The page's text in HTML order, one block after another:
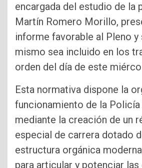
encargada del estudio de la
Martín Romero Morillo,
informe favorable al Pleno y
mismo sea incluido en los
orden del día de este
Esta normativa dispone la
funcionamiento de la Policía
mediante la creación de un
especial de carrera dotado
estructura orgánica
para articular y potenciar